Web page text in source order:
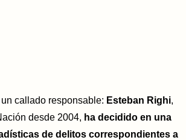
callado responsable: Esteban Righi,
desde 2004, ha decidido en una
de delitos correspondientes a